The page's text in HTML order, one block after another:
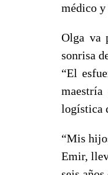
médico y
Olga va
sonrisa
“El
logística
“Mis
Emir,